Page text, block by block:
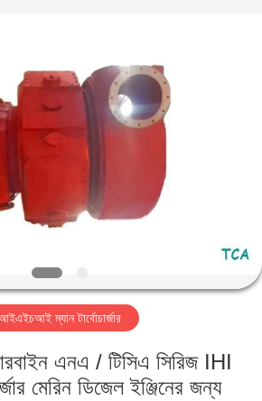
ম্যান টার্বোচার্জার
এনএ / টিসিএ সিরিজ IHI
মেরিন ডিজেল ইঞ্জিনের জন্য